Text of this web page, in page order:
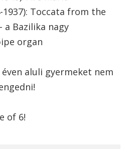
1937): Toccata from the
a Bazilika nagy
organ
aluli gyermeket nem
of 6!